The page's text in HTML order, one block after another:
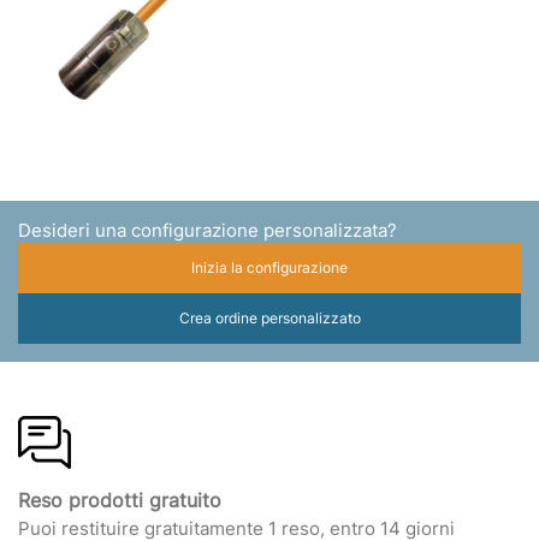
Desideri una configurazione personalizzata?
Inizia la configurazione
Crea ordine personalizzato
Reso prodotti gratuito
Puoi restituire gratuitamente 1 reso, entro 14 giorni